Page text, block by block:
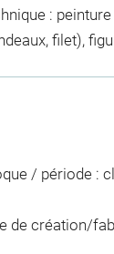
:
filet),
/ période :
de création/